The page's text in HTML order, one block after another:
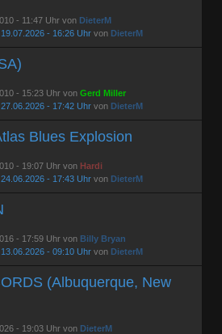
- 11:47 Uhr von DieterM
19.07.2026 - 16:26 Uhr von DieterM
- 15:23 Uhr vonGerd Miller
27.06.2026 - 17:42 Uhr von DieterM
Blues Explosion
- 19:07 Uhr von Hardi
24.06.2026 - 17:43 Uhr von DieterM
- 17:59 Uhr von Billy Bryan
13.06.2026 - 09:10 Uhr von DieterM
(Albuquerque, New
- 19:03 Uhr von DieterM